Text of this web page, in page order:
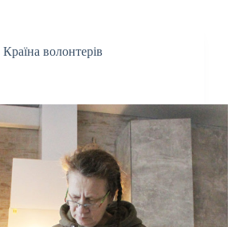
Країна волонтерів